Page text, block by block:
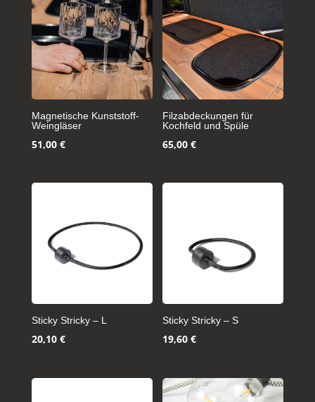
Magnetische Kunststoff-
Weingläser
51,00 €
Filzabdeckungen für
Kochfeld und Spüle
65,00€
Sticky Stricky – L
20,10 €
Sticky Stricky – S
19,60€